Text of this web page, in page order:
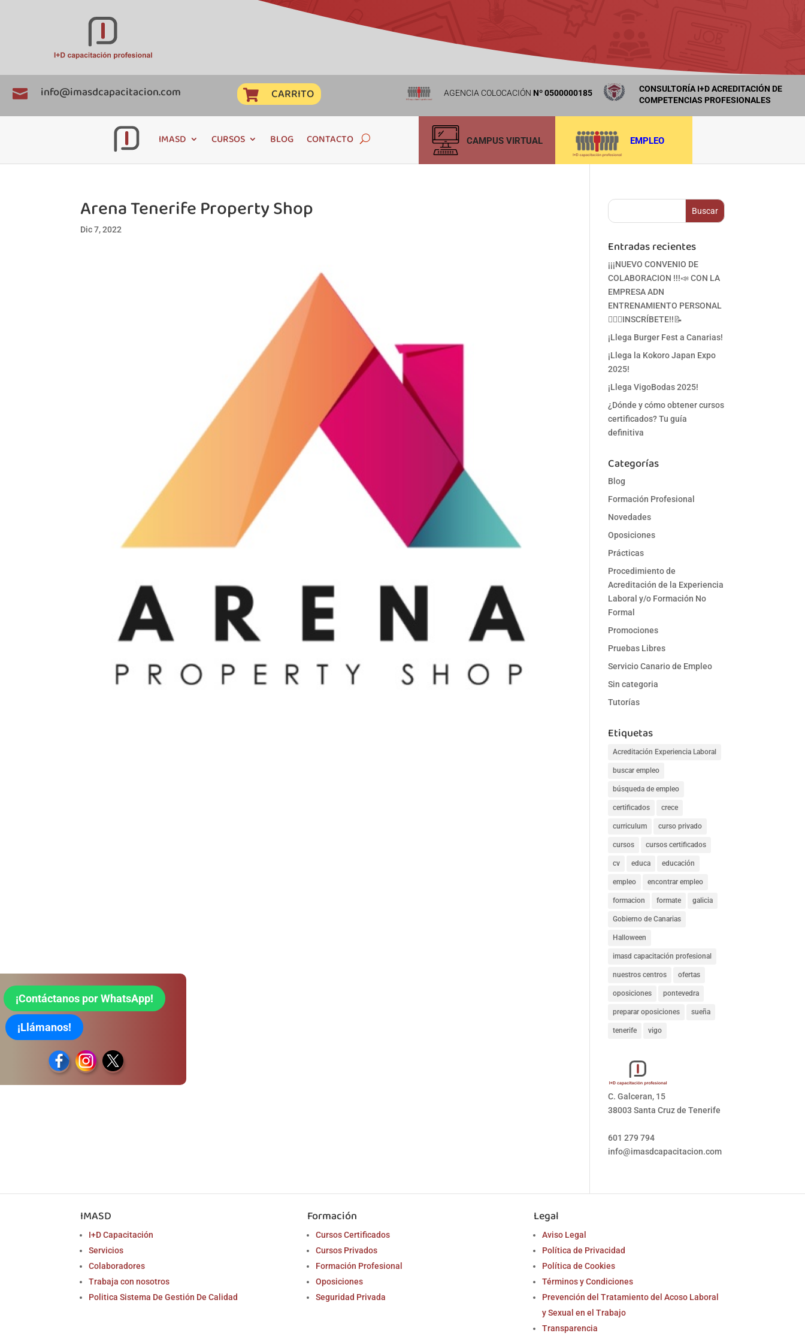
 info@imasdcapacitacion.com  CARRITO AGENCIA COLOCACIÓN Nº 0500000185
CONSULTORÍA I+D ACREDITACIÓN DE
COMPETENCIAS PROFESIONALES
IMASD CURSOS BLOG CONTACTO EMPLEO
CAMPUS VIRTUAL
Arena Tenerife Property Shop
Dic 7, 2022
Entradas recientes
¡¡¡NUEVO CONVENIO DE
COLABORACION !!!📣 CON LA
EMPRESA ADN
ENTRENAMIENTO PERSONAL
🏋‍♀🥋INSCRÍBETE!!📝
¡Llega Burger Fest a Canarias!
¡Llega la Kokoro Japan Expo
2025!
¡Llega VigoBodas 2025!
¿Dónde y cómo obtener cursos
certificados? Tu guía
definitiva
Categorías
Blog
Formación Profesional
Novedades
Oposiciones
Prácticas
Procedimiento de
Acreditación de la Experiencia
Laboral y/o Formación No
Formal
Promociones
Pruebas Libres
Servicio Canario de Empleo
Sin categoria
Tutorías
Etiquetas
Acreditación Experiencia Laboral
buscar empleo
búsqueda de empleo
certificados crece
curriculum curso privado
cursos cursos certificados
cv educa educación
empleo encontrar empleo
formacion formate galicia
Gobierno de Canarias
Halloween
imasd capacitación profesional
nuestros centros ofertas
oposiciones pontevedra
preparar oposiciones sueña
tenerife vigo
C. Galceran, 15
38003 Santa Cruz de Tenerife
601 279 794
info@imasdcapacitacion.com
IMASD
I+D Capacitación
Servicios
Colaboradores
Trabaja con nosotros
Politica Sistema De Gestión De Calidad
Formación
Cursos Certificados
Cursos Privados
Formación Profesional
Oposiciones
Seguridad Privada
Legal
Aviso Legal
Política de Privacidad
Política de Cookies
Términos y Condiciones
Prevención del Tratamiento del Acoso Laboral
y Sexual en el Trabajo
Transparencia
¡Contáctanos por WhatsApp!
¡Llámanos!